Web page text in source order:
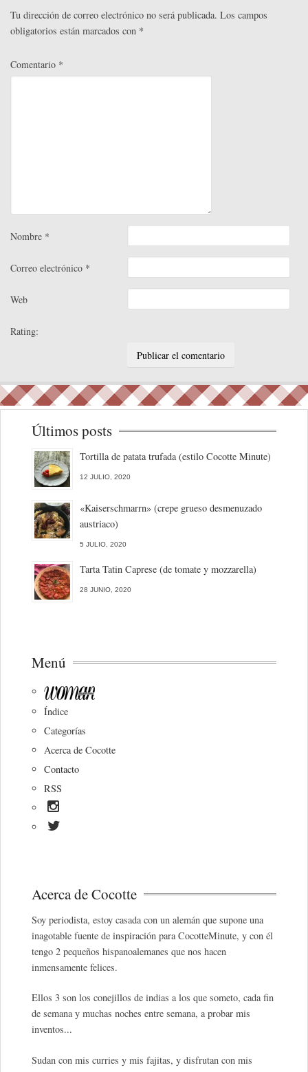
r
Tu dirección de correo electrónico no será publicada. Los campos
obligatorios están marcados con *
Comentario *
Nombre *
Correo electrónico *
Web
Rating:
Últimos posts
Tortilla de patata trufada (estilo Cocotte Minute)
12 JULIO, 2020
«Kaiserschmarrn» (crepe grueso desmenuzado
austriaco)
5 JULIO, 2020
Tarta Tatin Caprese (de tomate y mozzarella)
28 JUNIO, 2020
Menú
Índice
Categorías
Acerca de Cocotte
Contacto
RSS
Acerca de Cocotte
Soy periodista, estoy casada con un alemán que supone una
inagotable fuente de inspiración para CocotteMinute, y con él
tengo 2 pequeños hispanoalemanes que nos hacen
inmensamente felices.
Ellos 3 son los conejillos de indias a los que someto, cada fin
de semana y muchas noches entre semana, a probar mis
inventos...
Sudan con mis curries y mis fajitas, y disfrutan con mis